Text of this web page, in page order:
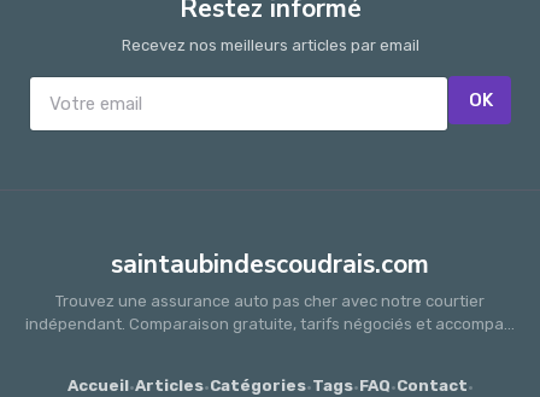
Restez informé
Recevez nos meilleurs articles par email
OK
saintaubindescoudrais.com
Trouvez une assurance auto pas cher avec notre courtier
indépendant. Comparaison gratuite, tarifs négociés et accompa...
Accueil·Articles·Catégories·Tags·FAQ·Contact·